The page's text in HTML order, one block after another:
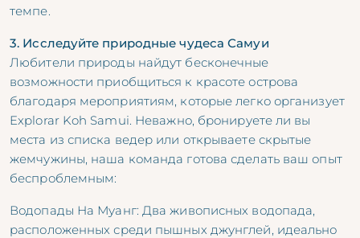
темпе.
3. Исследуйте природные чудеса Самуи
Любители природы найдут бесконечные
возможности приобщиться к красоте острова
благодаря мероприятиям, которые легко организует
Explorar Koh Samui. Неважно, бронируете ли вы
места из списка ведер или открываете скрытые
жемчужины, наша команда готова сделать ваш опыт
беспроблемным:
Водопады На Муанг: Два живописных водопада,
расположенных среди пышных джунглей, идеально